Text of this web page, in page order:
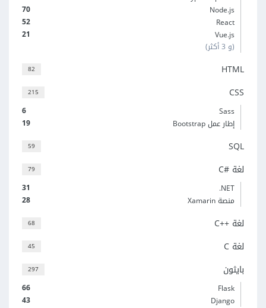
70
Node.js
52
React
21
Vue.js
(و 3 أكثر)
82 HTML
215 CSS
6
Sass
19
إطار عمل Bootstrap
59 SQL
79 لغة C#‎
31
‎.NET
28
منصة Xamarin
68 لغة C++‎
45 لغة C
297 بايثون
66
Flask
43
Django